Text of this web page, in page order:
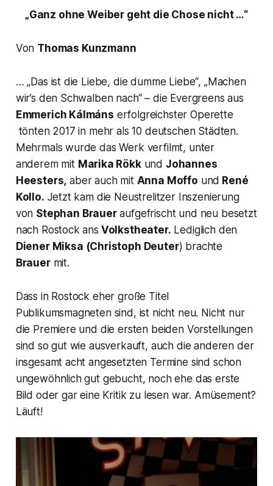
„Ganz ohne Weiber geht die Chose nicht …“
Von Thomas Kunzmann
… „Das ist die Liebe, die dumme Liebe“, „Machen
wir’s den Schwalben nach“– die Evergreens aus
Emmerich Kálmáns erfolgreichster Operette
tönten 2017 in mehr als 10 deutschen Städten.
Mehrmals wurde das Werk verfilmt, unter
anderem mit Marika Rökkund Johannes
Heesters, aber auch mit Anna Moffo und René
Kollo. Jetzt kam die Neustrelitzer Inszenierung
von Stephan Braueraufgefrischt und neu besetzt
nach Rostock ans Volkstheater. Lediglich den
Diener Miksa (Christoph Deuter) brachte
Brauermit.
Dass in Rostock eher große Titel
Publikumsmagneten sind, ist nicht neu. Nicht nur
die Premiere und die ersten beiden Vorstellungen
sind so gut wie ausverkauft, auch die anderen der
insgesamt acht angesetzten Termine sind schon
ungewöhnlich gut gebucht, noch ehe das erste
Bild oder gar eine Kritik zu lesen war. Amüsement?
Läuft!